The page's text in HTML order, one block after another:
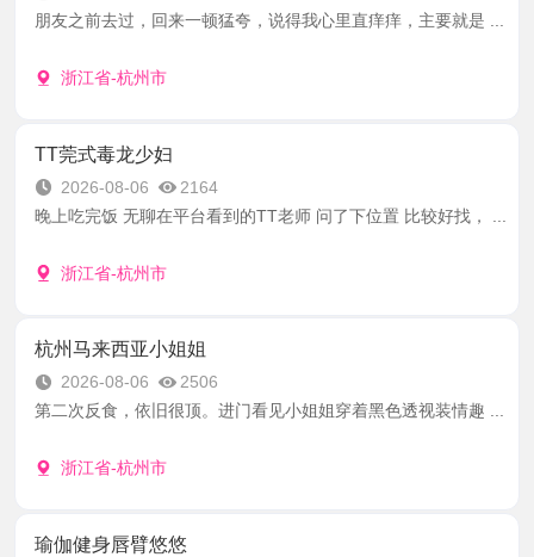
朋友之前去过，回来一顿猛夸，说得我心里直痒痒，主要就是 ...
浙江省-杭州市
TT莞式毒龙少妇
2026-08-06
2164
晚上吃完饭 无聊在平台看到的TT老师 问了下位置 比较好找， ...
浙江省-杭州市
杭州马来西亚小姐姐
2026-08-06
2506
第二次反食，依旧很顶。进门看见小姐姐穿着黑色透视装情趣 ...
浙江省-杭州市
瑜伽健身唇臂悠悠